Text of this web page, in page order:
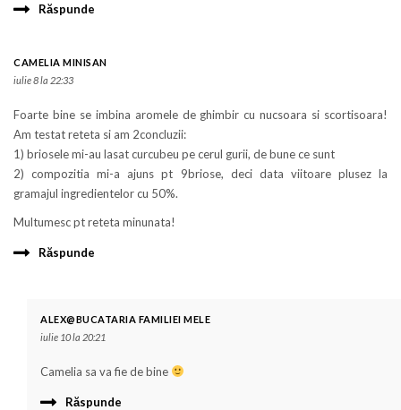
Răspunde
CAMELIA MINISAN
iulie 8 la 22:33
Foarte bine se imbina aromele de ghimbir cu nucsoara si scortisoara!
Am testat reteta si am 2concluzii:
1) briosele mi-au lasat curcubeu pe cerul gurii, de bune ce sunt
2) compozitia mi-a ajuns pt 9briose, deci data viitoare plusez la
gramajul ingredientelor cu 50%.
Multumesc pt reteta minunata!
Răspunde
ALEX@BUCATARIA FAMILIEI MELE
iulie 10 la 20:21
Camelia sa va fie de bine
Răspunde